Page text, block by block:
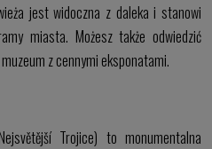
jest widoczna z daleka i stanowi
miasta. Możesz także odwiedzić
z cennymi eksponatami.
Trojice) to monumentalna